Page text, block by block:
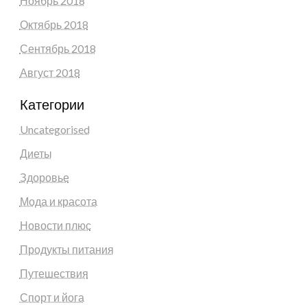
Октябрь 2018
Сентябрь 2018
Август 2018
Категории
Uncategorised
Диеты
Здоровье
Мода и красота
Новости плюс
Продукты питания
Путешествия
Спорт и йога